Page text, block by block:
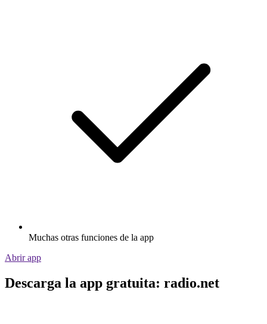
Muchas otras funciones de la app
Abrir app
Descarga la app gratuita: radio.net